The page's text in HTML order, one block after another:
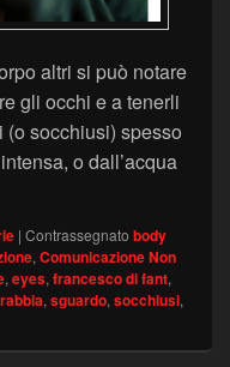
altri si può notare
gli occhi e a tenerli
(o socchiusi) spesso
o dall’acqua
gli occhi socchiusi? –
| Contrassegnato body
,Comunicazione Non
,eyes,francesco di fant,
rabbia,sguardo,socchiusi,